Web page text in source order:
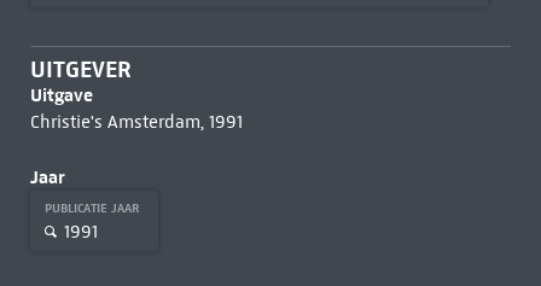
UITGEVER
Uitgave
Christie's Amsterdam, 1991
Jaar
PUBLICATIE JAAR
1991